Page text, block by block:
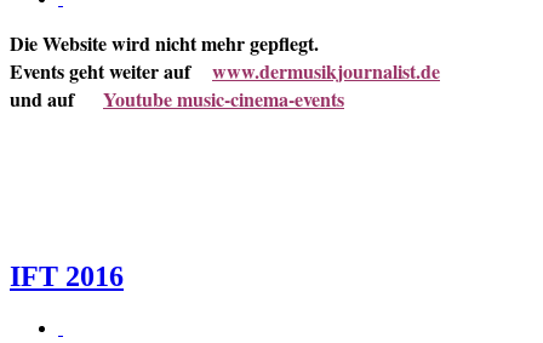
DieWebsitewird nicht mehr gepflegt.
Events geht weiter auf www.dermusikjournalist.de
und auf Youtube music-cinema-events
IFT 2016